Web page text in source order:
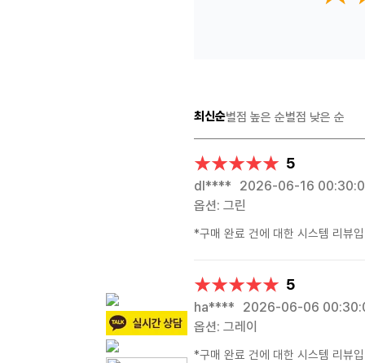
최신순별점 높은 순별점 낮은 순
★★★★★
★★★★★ 5
dl**** 2026-06-16
옵션: 그린
*구매 완료 건에 대한 시스템 리뷰
★★★★★
★★★★★ 5
ha**** 2026-06-06
옵션: 그레이
*구매 완료 건에 대한 시스템 리뷰